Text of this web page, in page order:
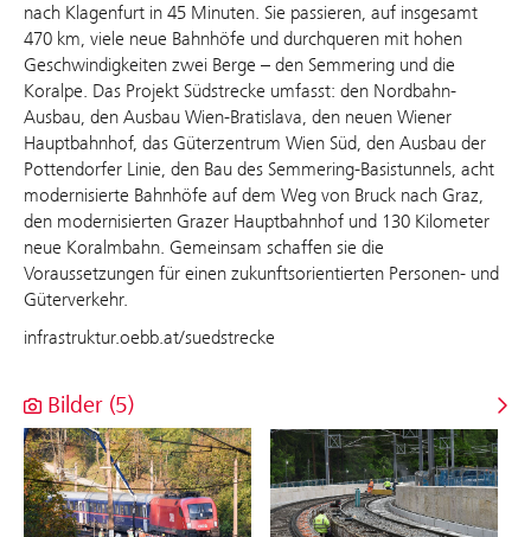
nach Klagenfurt in 45 Minuten. Sie passieren, auf insgesamt
470 km, viele neue Bahnhöfe und durchqueren mit hohen
Geschwindigkeiten zwei Berge – den Semmering und die
Koralpe. Das Projekt Südstrecke umfasst: den Nordbahn-
Ausbau, den Ausbau Wien-Bratislava, den neuen Wiener
Hauptbahnhof, das Güterzentrum Wien Süd, den Ausbau der
Pottendorfer Linie, den Bau des Semmering-Basistunnels, acht
modernisierte Bahnhöfe auf dem Weg von Bruck nach Graz,
den modernisierten Grazer Hauptbahnhof und 130 Kilometer
neue Koralmbahn. Gemeinsam schaffen sie die
Voraussetzungen für einen zukunftsorientierten Personen- und
Güterverkehr.
infrastruktur.oebb.at/suedstrecke
Bilder (5)